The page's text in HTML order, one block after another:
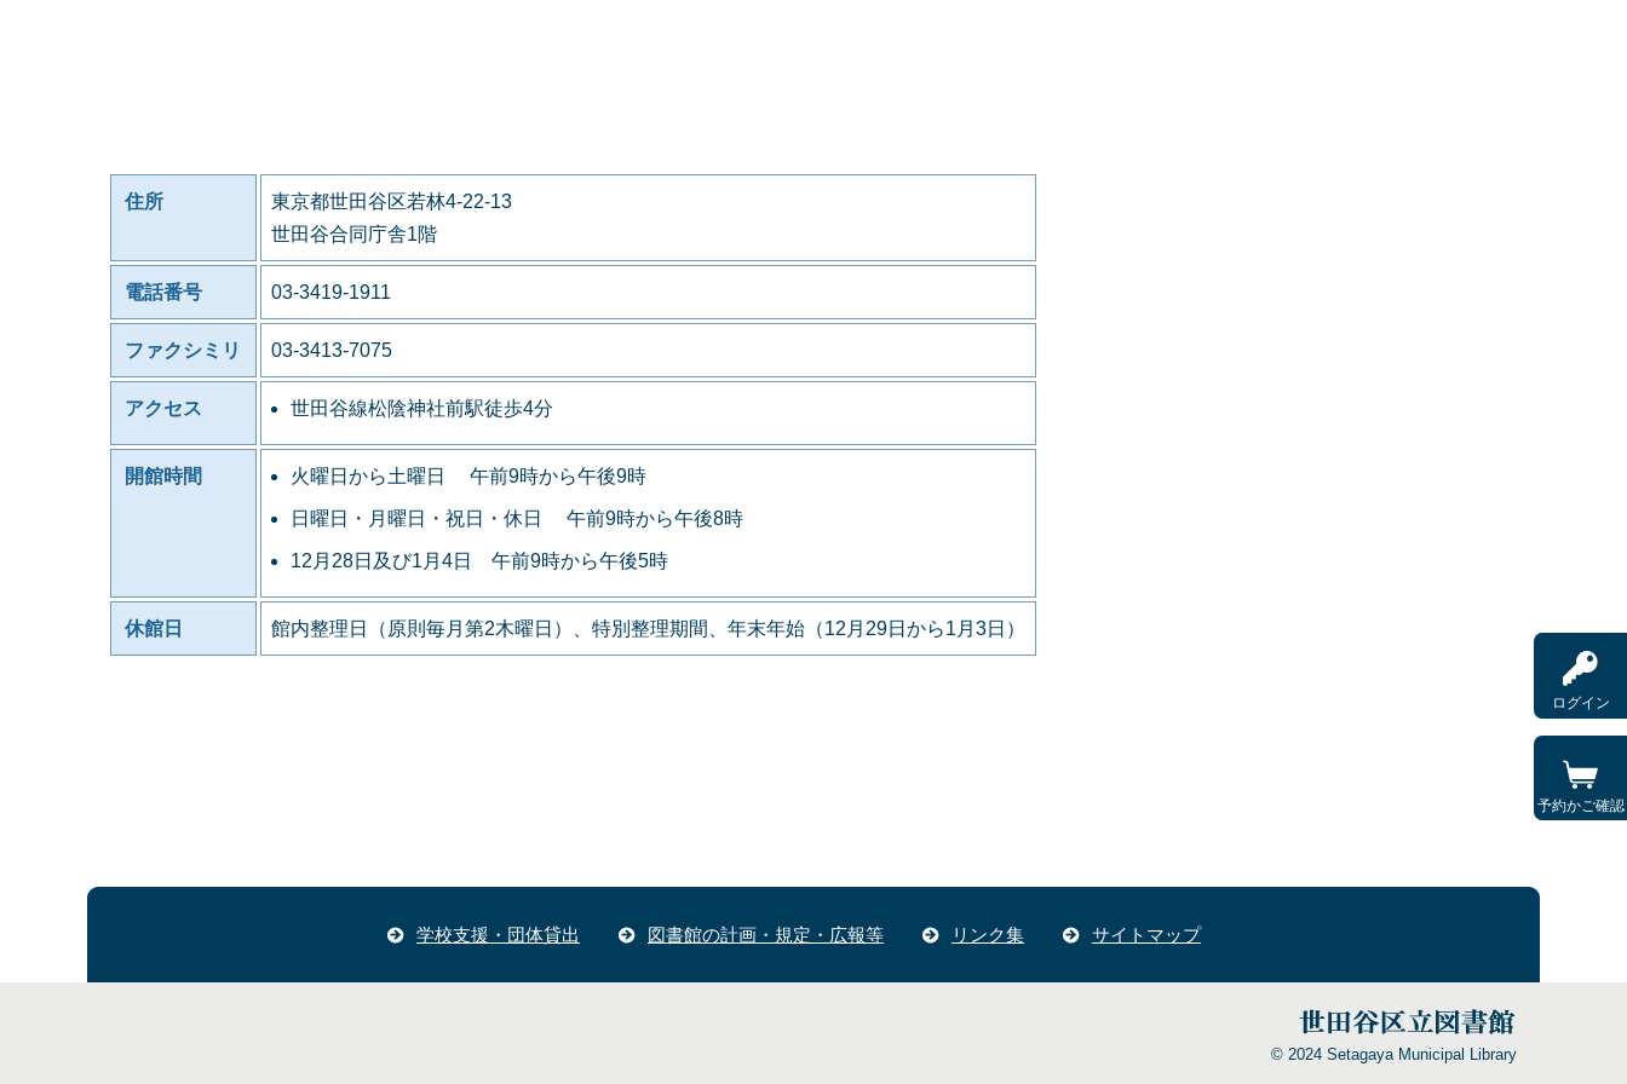
ログイン
予約かご確認
住所
東京都世田谷区若林4-22-13
世田谷合同庁舎1階
電話番号 03-3419-1911
ファクシミリ 03-3413-7075
アクセス 世田谷線松陰神社前駅徒歩4分
開館時間 火曜日から土曜日 午前9時から午後9時
日曜日・月曜日・祝日・休日 午前9時から午後8時
12月28日及び1月4日 午前9時から午後5時
休館日 館内整理日（原則毎月第2木曜日）、特別整理期間、年末年始（12月29日から1月3日）
学校支援・団体貸出 図書館の計画・規定・広報等 リンク集 サイトマップ
© 2024 Setagaya Municipal Library